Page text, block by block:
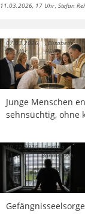
11.03.2026, 17 Uhr Stefan
Junge Menschen
sehnsüchtig, ohne
07.03.2026,
15 Uhr
Elisabeth
Hüffer
09.12.2025,
11 Uhr
Laetitia
Barkhausen